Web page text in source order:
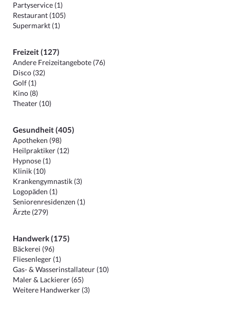
Partyservice (1)
Restaurant (105)
Supermarkt (1)
Freizeit (127)
Andere Freizeitangebote (76)
Disco (32)
Golf (1)
Kino (8)
Theater (10)
Gesundheit (405)
Apotheken (98)
Heilpraktiker (12)
Hypnose (1)
Klinik (10)
Krankengymnastik (3)
Logopäden (1)
Seniorenresidenzen (1)
Ärzte (279)
Handwerk (175)
Bäckerei (96)
Fliesenleger (1)
Gas- & Wasserinstallateur (10)
Maler & Lackierer (65)
Weitere Handwerker (3)